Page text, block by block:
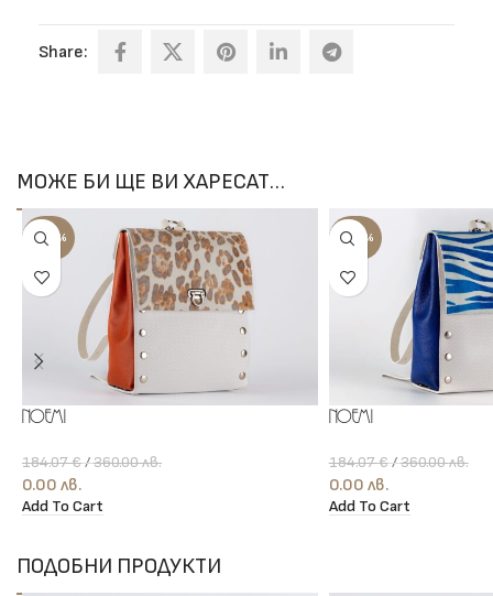
Share:
МОЖЕ БИ ЩЕ ВИ ХАРЕСАТ…
-100%
Noemi
184.07€/360.00лв.
0.00лв.
Add To Cart
-100%
Noemi
184.07€/360.00лв.
0.00 лв.
Add To Cart
ПОДОБНИ ПРОДУКТИ